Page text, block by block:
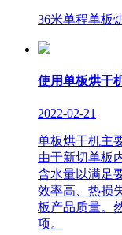
36米单程单板
使用单板烘干
2022-02-21
单板烘干机主
由于新切单板
含水量以满足
效率高、热损
板产品质量。
项。